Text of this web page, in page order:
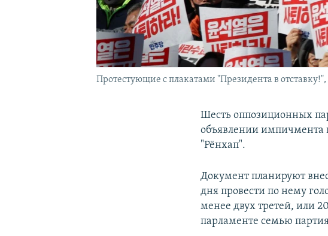
Протестующие с плакатами "Президента в отставку!",
Шесть оппозиционных
объявлении
"Рёнхап".
Документ планируют
дня провести по нему
менее двух третей, или
парламенте семью